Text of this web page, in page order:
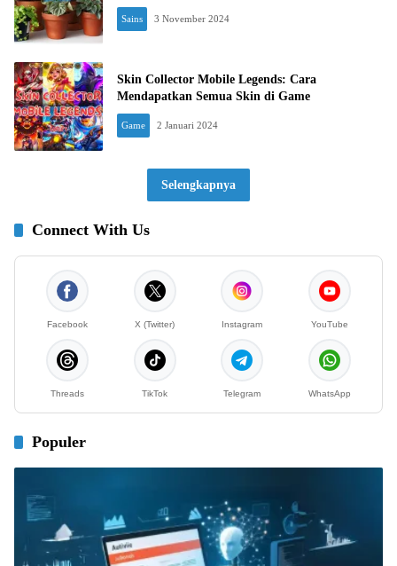
Sains 3 November 2024
Skin Collector Mobile Legends: Cara
Mendapatkan Semua Skin di Game
Game 2 Januari 2024
Selengkapnya
Connect With Us
Facebook X (Twitter) Instagram YouTube
Threads TikTok Telegram WhatsApp
Populer